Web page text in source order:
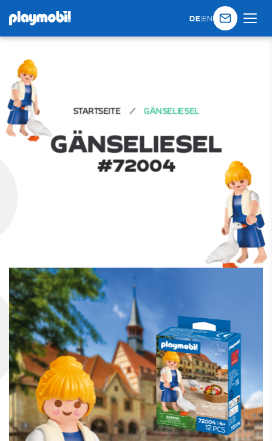
DE|EN
STARTSEITE GÄNSELIESEL
GÄNSELIESEL
#72004